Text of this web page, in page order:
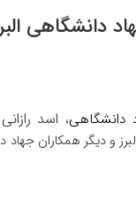
دانشگاهی
دانشگاهی، اسد رازانی
و دیگر همکاران جهاد